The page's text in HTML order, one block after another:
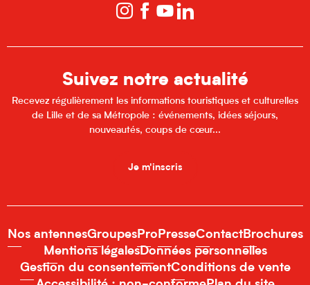
Suivez notre actualité
Recevez régulièrement les informations touristiques et culturelles
de Lille et de sa Métropole : événements, idées séjours,
nouveautés, coups de cœur...
Je m'inscris
Nos antennesGroupesPro PresseContactBrochures
Mentions légalesDonnées personnelles
Gestion du consentementConditions de vente